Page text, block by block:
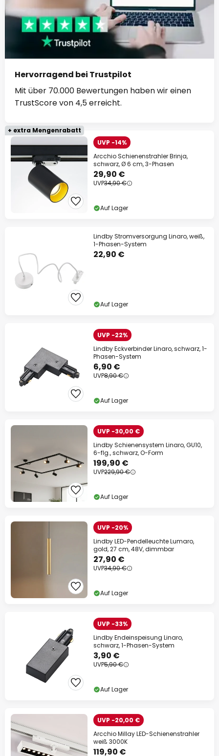
Hervorragend bei Trustpilot
Mit über 70.000 Bewertungen haben wir einen
TrustScore von 4,5 erreicht.
+ extra Mengenrabatt
UVP -14%
Arcchio Schienenstrahler Brinja,
schwarz, Ø 6 cm, 3-Phasen
29,90 €
UVP34,90 €
Auf Lager
Lindby Stromversorgung Linaro, weiß,
1-Phasen-System
22,90 €
Auf Lager
UVP -22%
Lindby Eckverbinder Linaro, schwarz, 1-
Phasen-System
6,90 €
UVP8,90 €
Auf Lager
UVP -30,00 €
Lindby Schienensystem Linaro, GU10,
6-flg., schwarz, O-Form
199,90 €
UVP229,90 €
Auf Lager
UVP -20%
Lindby LED-Pendelleuchte Lumaro,
gold, 27 cm, 48V, dimmbar
27,90 €
UVP34,90 €
Auf Lager
UVP -33%
Lindby Endeinspeisung Linaro,
schwarz, 1-Phasen-System
3,90 €
UVP5,90 €
Auf Lager
UVP -20,00 €
Arcchio Millay LED-Schienenstrahler
weiß 3000K
119,90 €